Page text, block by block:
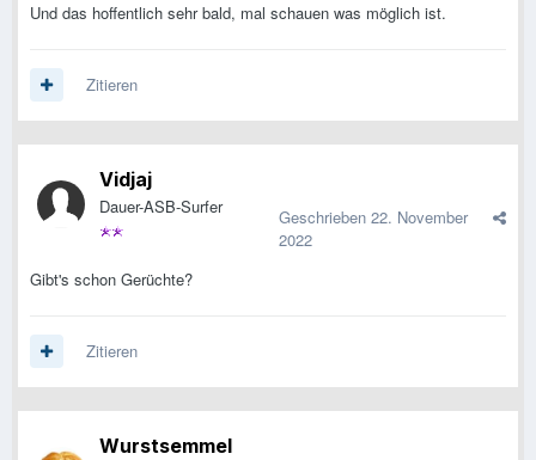
Und das hoffentlich sehr bald, mal schauen was möglich ist.
Zitieren
Vidjaj
Dauer-ASB-Surfer Geschrieben 22. November
2022
Gibt's schon Gerüchte?
Zitieren
Wurstsemmel